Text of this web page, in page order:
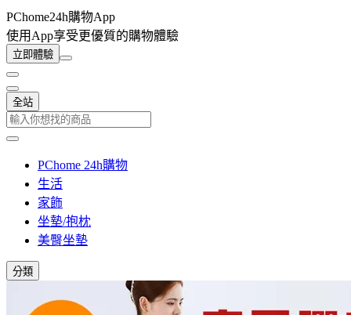
PChome24h購物App
使用App享受更優質的購物體驗
立即體驗
全站
PChome 24h購物
生活
家飾
坐墊/抱枕
美臀坐墊
分類